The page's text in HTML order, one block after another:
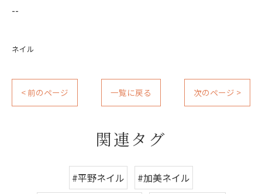
--
ネイル
< 前のページ 一覧に戻る 次のページ >
関連タグ
#平野ネイル
#加美ネイル